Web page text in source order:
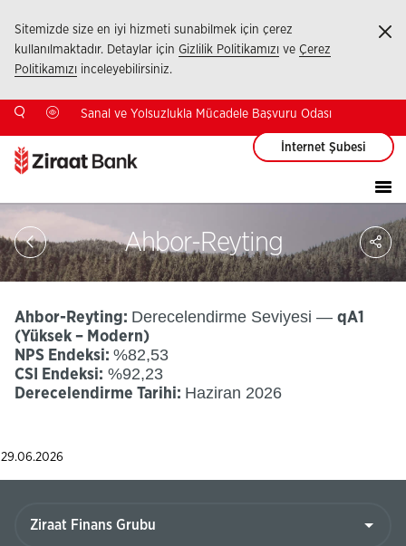
Sitemizde size en iyi hizmeti sunabilmek için çerez
kullanılmaktadır. Detaylar için Gizlilik Politikamızı ve Çerez
Politikamızı inceleyebilirsiniz.
Sanal ve Yolsuzlukla Mücadele Başvuru Odası
İnternet Şubesi
Ahbor-Reyting
Ahbor-Reyting: Derecelendirme Seviyesi — qA1
(Yüksek – Modern)
NPS Endeksi: %82,53
CSI Endeksi: %92,23
Derecelendirme Tarihi: Haziran 2026
29.06.2026